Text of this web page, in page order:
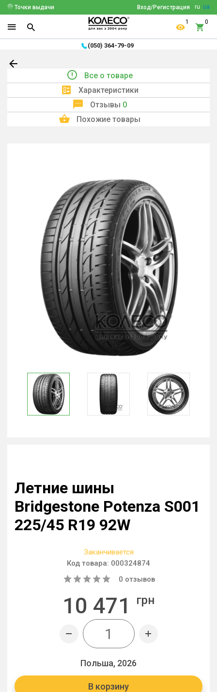
ru ua
Вход/Регистрация
Точки выдачи
1 0
(050) 364-79-09
Все о товаре
Характеристики
Отзывы 0
Похожие товары
Летние шины
Bridgestone Potenza S001
225/45 R19 92W
Заканчивается
Код товара: 000324874
0 отзывов
10 471 грн
Польша, 2026
В корзину